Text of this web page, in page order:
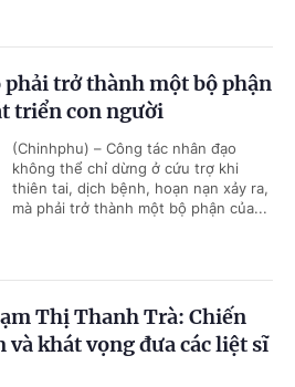
phải trở thành một bộ phận
triển con người
(Chinhphu) – Công tác nhân đạo
không thể chỉ dừng ở cứu trợ khi
thiên tai, dịch bệnh, hoạn nạn xảy ra,
mà phải trở thành một bộ phận của...
Thị Thanh Trà: Chiến
và khát vọng đưa các liệt sĩ